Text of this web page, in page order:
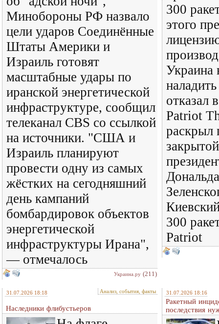
Минобороны РФ назвало
цели ударов Соединённые
Штаты Америки и
Израиль готовят
масштабные удары по
иранской энергетической
инфраструктуре, сообщил
телеканал CBS со ссылкой
на источники. "США и
Израиль планируют
провести одну из самых
жёстких на сегодняшний
день кампаний
бомбардировок объектов
энергетической
инфраструктуры Ирана",
— отмечалось
Украина.ру (211)
300
этого
Украина
отказал
Patriot
раскрыл
300
Patriot
31.07.2026 18:18 Анализ, события, факты
Наследники флибустьеров
31.07.2026 18:16
Ракетный
последствия